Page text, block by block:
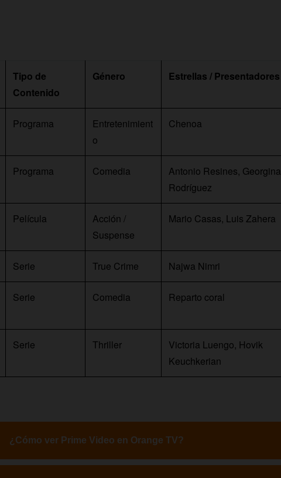
Tipo de
Contenido
Género Estrellas / Presentadores
Programa
Entretenimient
o
Chenoa
Programa Comedia
Antonio Resines, Georgina
Rodríguez
Película
Acción /
Suspense
Mario Casas, Luis Zahera
Serie True Crime Najwa Nimri
Serie Comedia Reparto coral
Serie Thriller
Victoria Luengo, Hovik
Keuchkerian
¿Cómo ver Prime Video en Orange TV?